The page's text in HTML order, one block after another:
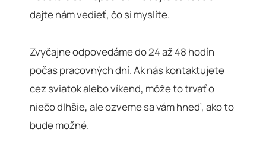
dajte nám vedieť, čo si myslíte.
Zvyčajne odpovedáme do 24 až 48 hodín
počas pracovných dní. Ak nás kontaktujete
cez sviatok alebo víkend, môže to trvať o
niečo dlhšie, ale ozveme sa vám hneď, ako to
bude možné.